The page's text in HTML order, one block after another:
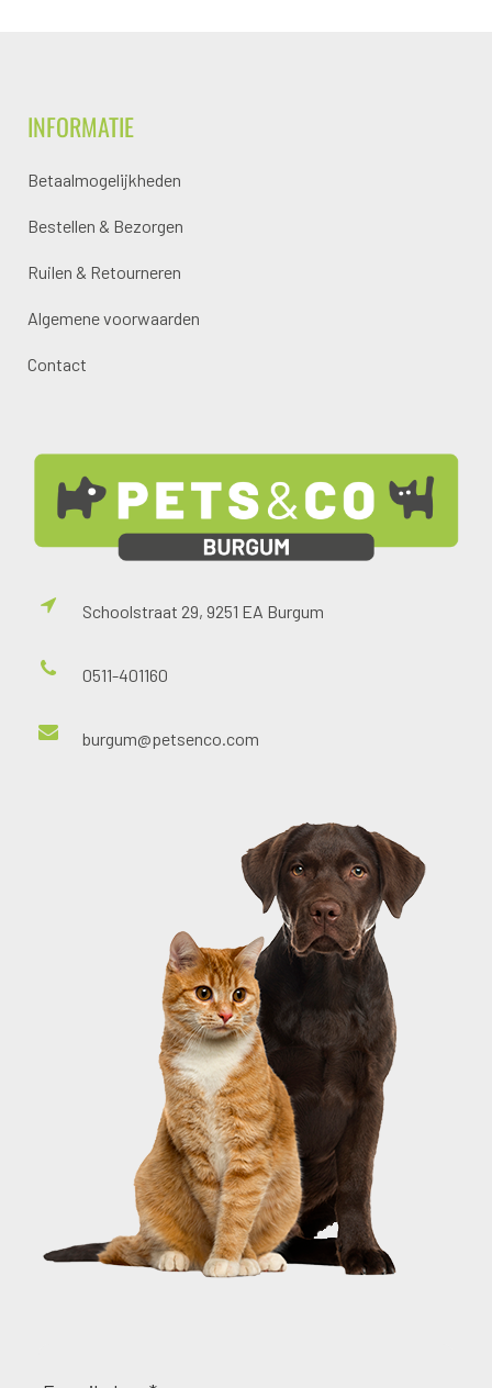
INFORMATIE
Betaalmogelijkheden
Bestellen & Bezorgen
Ruilen & Retourneren
Algemene voorwaarden
Contact
Schoolstraat 29, 9251 EA Burgum
0511-401160
burgum@petsenco.com